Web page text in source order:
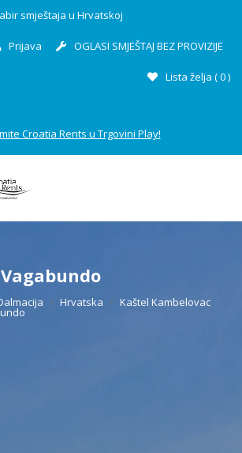
smještaja u Hrvatskoj
Prijava OGLASI SMJEŠTAJ BEZ PROVIZIJE
Lista želja (0)
Croatia Rents u Trgovini Play!
Hrvatska Kaštel Kambelovac